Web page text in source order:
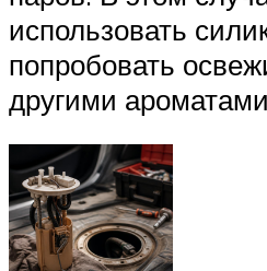
использовать
попробовать
другими